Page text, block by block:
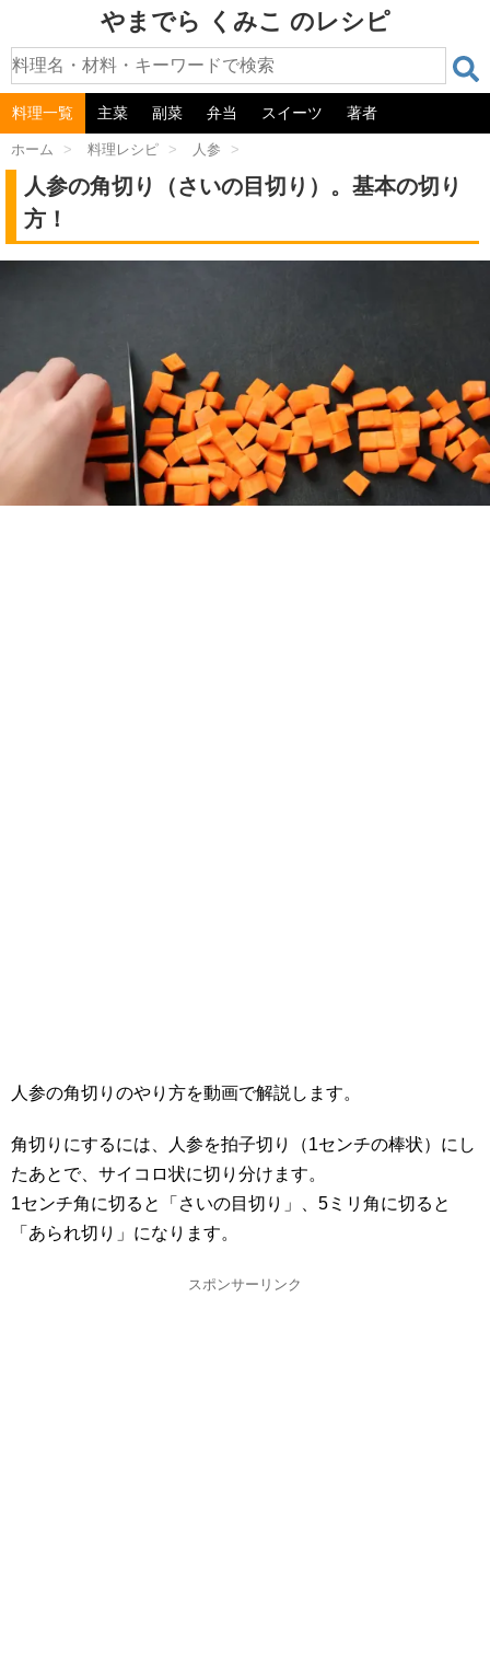
やまでら くみこ のレシピ
料理一覧 主菜 副菜 弁当 スイーツ 著者
ホーム > 料理レシピ > 人参 >
人参の角切り（さいの目切り）。基本の切り
方！
人参の角切りのやり方を動画で解説します。
角切りにするには、人参を拍子切り（1センチの棒状）にし
たあとで、サイコロ状に切り分けます。
1センチ角に切ると「さいの目切り」、5ミリ角に切ると
「あられ切り」になります。
スポンサーリンク